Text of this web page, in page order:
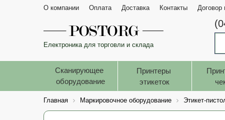
О компании Оплата Доставка Контакты Договор
Електроника для торговли и склада
Сканирующее
оборудование
Принтеры
этикеток
Главная Маркировочное оборудование Этикет-